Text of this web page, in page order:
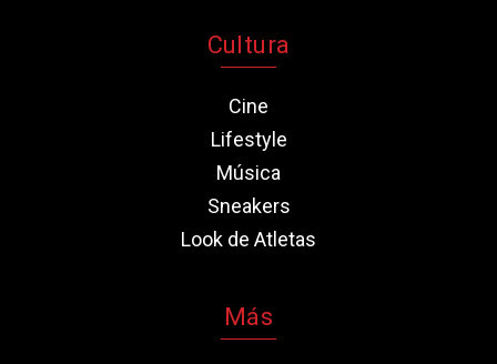
Cultura
Cine
Lifestyle
Música
Sneakers
Look de Atletas
Más